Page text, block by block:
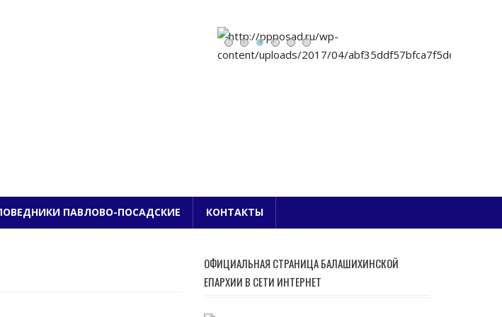
ПАВЛОВО-ПОСАДСКОЕ БЛАГОЧИНИЕ
ПАВЛОВО-ПОСАДСКИЕ КОНТАКТЫ
ОФИЦИАЛЬНАЯ СТРАНИЦА БАЛАШИХИНСКОЙ
ЕПАРХИИ В СЕТИ ИНТЕРНЕТ